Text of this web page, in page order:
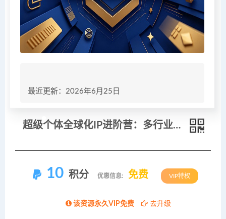
最近更新：2026年6月25日
超级个体全球化IP进阶营：多行业案例拆解，素人打造全球精准商业粉丝变现体系
10 积分 优惠信息: 免费 VIP特权
该资源永久VIP免费 去升级